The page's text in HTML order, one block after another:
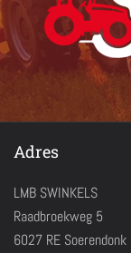
Adres
LMB SWINKELS
Raadbroekweg 5
6027 RE Soerendonk